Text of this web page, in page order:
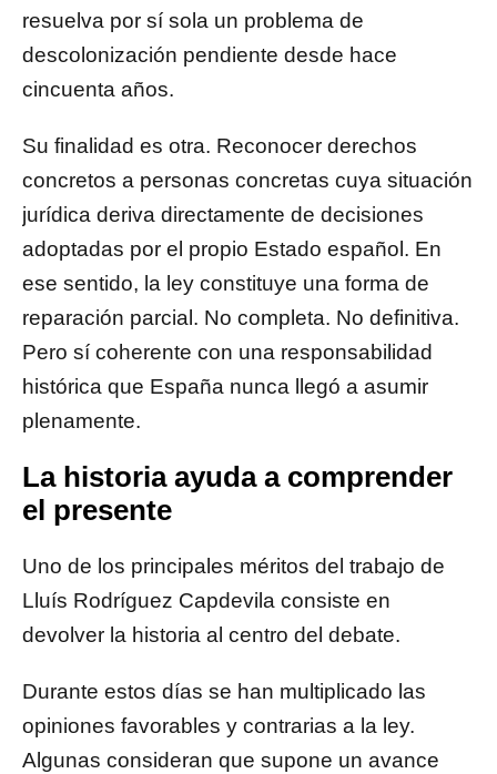
resuelva por sí sola un problema de
descolonización pendiente desde hace
cincuenta años.
Su finalidad es otra. Reconocer derechos
concretos a personas concretas cuya situación
jurídica deriva directamente de decisiones
adoptadas por el propio Estado español. En
ese sentido, la ley constituye una forma de
reparación parcial. No completa. No definitiva.
Pero sí coherente con una responsabilidad
histórica que España nunca llegó a asumir
plenamente.
La historia ayuda a comprender
el presente
Uno de los principales méritos del trabajo de
Lluís Rodríguez Capdevila consiste en
devolver la historia al centro del debate.
Durante estos días se han multiplicado las
opiniones favorables y contrarias a la ley.
Algunas consideran que supone un avance